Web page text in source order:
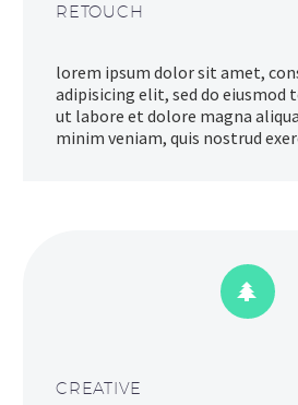
RETOUCH
lorem ipsum dolor sit amet,
adipisicing elit, sed do eiusmod
ut labore et dolore magna
minim veniam, quis nostrud


CREATIVE